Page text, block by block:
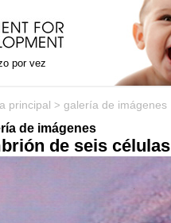
por vez
principal > galería de imágenes
de imágenes
de seis células